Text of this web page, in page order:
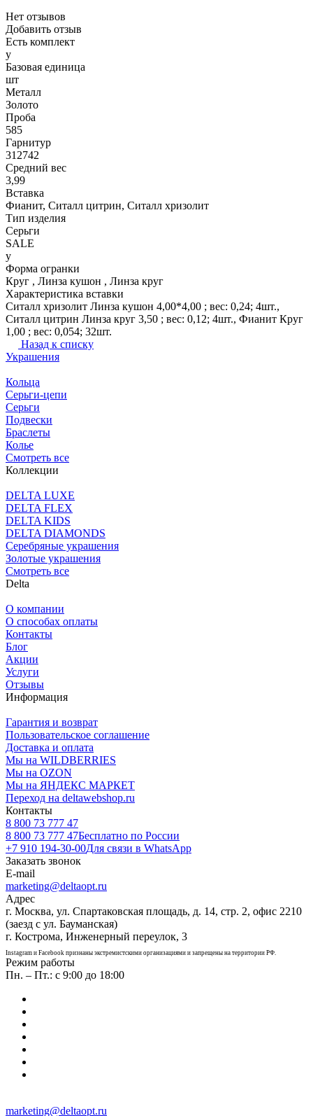
Нет отзывов
Добавить отзыв
Есть комплект
y
Базовая единица
шт
Металл
Золото
Проба
585
Гарнитур
312742
Средний вес
3,99
Вставка
Фианит, Ситалл цитрин, Ситалл хризолит
Тип изделия
Серьги
SALE
y
Форма огранки
Круг , Линза кушон , Линза круг
Характеристика вставки
Ситалл хризолит Линза кушон 4,00*4,00 ; вес: 0,24; 4шт.,
Ситалл цитрин Линза круг 3,50 ; вес: 0,12; 4шт., Фианит Круг
1,00 ; вес: 0,054; 32шт.
Назад к списку
Украшения
Кольца
Серьги-цепи
Серьги
Подвески
Браслеты
Колье
Смотреть все
Коллекции
DELTA LUXE
DELTA FLEX
DELTA KIDS
DELTA DIAMONDS
Серебряные украшения
Золотые украшения
Смотреть все
Delta
О компании
О способах оплаты
Контакты
Блог
Акции
Услуги
Отзывы
Информация
Гарантия и возврат
Пользовательское соглашение
Доставка и оплата
Мы на WILDBERRIES
Мы на OZON
Мы на ЯНДЕКС МАРКЕТ
Переход на deltawebshop.ru
Контакты
8 800 73 777 47
8 800 73 777 47Бесплатно по России
+7 910 194-30-00Для связи в WhatsApp
Заказать звонок
E-mail
marketing@deltaopt.ru
Адрес
г. Москва, ул. Спартаковская площадь, д. 14, стр. 2, офис 2210
(заезд с ул. Бауманская)
г. Кострома, Инженерный переулок, 3
Instagram и Facebook признаны экстремистскими организациями и запрещены на территории РФ.
Режим работы
Пн. – Пт.: с 9:00 до 18:00
marketing@deltaopt.ru